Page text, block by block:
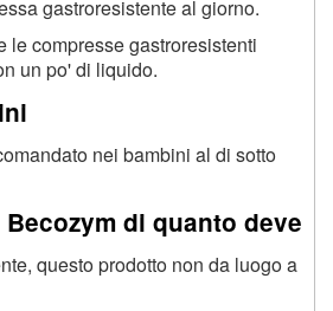
gastroresistente al giorno.
le compresse gastroresistenti
un po' di liquido.
nei bambini al di sotto
di quanto deve
questo prodotto non da luogo a